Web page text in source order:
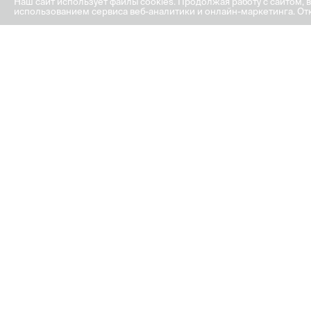
использованием сервиса веб-аналитики и онлайн-маркетинга.